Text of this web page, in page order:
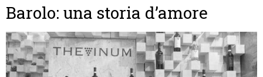
Barolo: una storia d’amore